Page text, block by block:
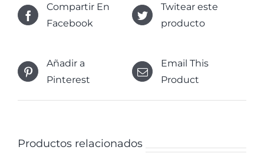
Compartir En
Facebook
Twitear este
producto
Añadir a
Pinterest
Email This
Product
Productos relacionados